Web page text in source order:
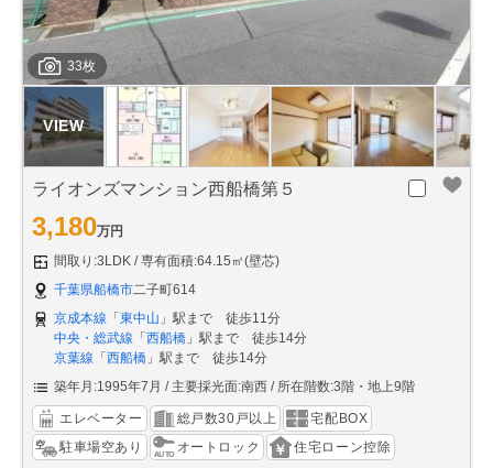
33枚
ライオンズマンション西船橋第５
3,180万円
間取り:3LDK
専有面積:64.15㎡(壁芯)
千葉県船橋市二子町614
京成本線 「東中山 」駅まで 徒歩11分
中央・総武線 「西船橋 」駅まで 徒歩14分
京葉線 「西船橋 」駅まで 徒歩14分
築年月:1995年7月
主要採光面:南西 所在階数:3階・地上9階
エレベーター 総戸数30戸以上
宅配BOX
駐車場空あり
オートロック 住宅ローン控除